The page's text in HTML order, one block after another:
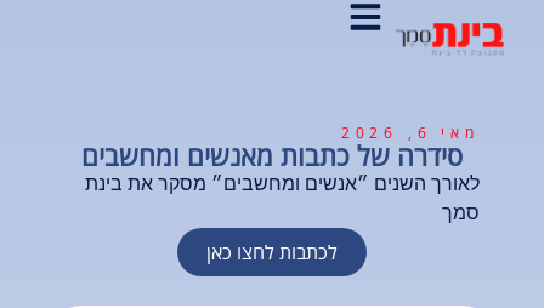
מאי 6, 2026
סידרה של כתבות מאנשים ומחשבים
לאורך השנים ״אנשים ומחשבים״ מסקר את בינת
סמך
לכתבות לחצו כאן